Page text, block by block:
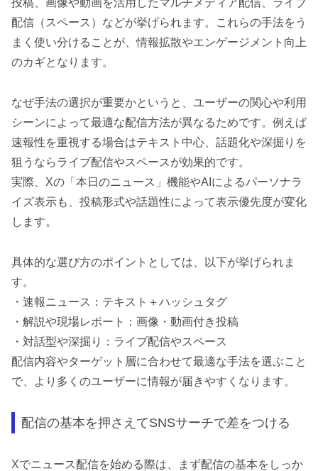
投稿、画像や動画を活用したマルチメディア配信、ライブ
配信（スペース）などが挙げられます。これらの手法をう
まく使い分けることが、情報拡散やエンゲージメント向上
のカギとなります。
なぜ手法の選択が重要かというと、ユーザーの関心や利用
シーンによって最適な配信方法が異なるためです。例えば
速報性を重視する場合はテキスト中心、話題化や深掘りを
狙うならライブ配信やスペースが効果的です。
実際、Xの「本日のニュース」機能やAIによるパーソナラ
イズ表示も、投稿形式や話題性によって表示優先度が変化
します。
具体的な選び方のポイントとしては、以下が挙げられま
す。
・速報ニュース：テキスト＋ハッシュタグ
・解説や現場レポート：画像・動画付き投稿
・対話型や深掘り：ライブ配信やスペース
配信内容やターゲット層に合わせて最適な手法を選ぶこと
で、より多くのユーザーに情報が届きやすくなります。
配信の基本を押さえてSNSサーチで差をつける
Xでニュース配信を始める際は、まず配信の基本をしっか